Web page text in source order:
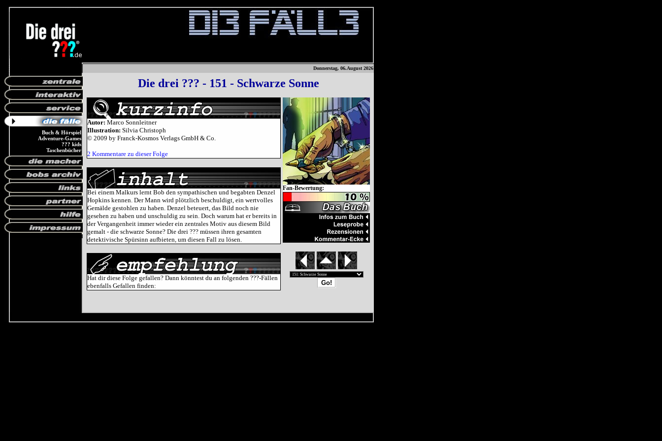
Donnerstag, 06.August 2026
Buch & Hörspiel
Adventure-Games
??? kids
Taschenbücher
Die drei ??? - 151 - Schwarze Sonne
Autor: Marco Sonnleitner
Illustration: Silvia Christoph
© 2009 by Franck-Kosmos Verlags GmbH & Co.
2 Kommentare zu dieser Folge
Bei einem Malkurs lernt Bob den sympathischen und begabten Denzel
Hopkins kennen. Der Mann wird plötzlich beschuldigt, ein wertvolles
Gemälde gestohlen zu haben. Denzel beteuert, das Bild noch nie
gesehen zu haben und unschuldig zu sein. Doch warum hat er bereits in
der Vergangenheit immer wieder ein zentrales Motiv aus diesem Bild
gemalt - die schwarze Sonne? Die drei ??? müssen ihren gesamten
detektivische Spürsinn aufbieten, um diesen Fall zu lösen.
Hat dir diese Folge gefallen? Dann könntest du an folgenden ???-Fällen
ebenfalls Gefallen finden:
Fan-Bewertung: